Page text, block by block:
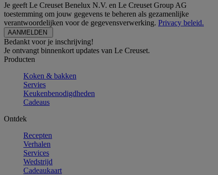
Je geeft Le Creuset Benelux N.V. en Le Creuset Group AG
toestemming om jouw gegevens te beheren als gezamenlijke
verantwoordelijken voor de gegevensverwerking. Privacy beleid.
Bedankt voor je inschrijving!
Je ontvangt binnenkort updates van Le Creuset.
Producten
Koken & bakken
Servies
Keukenbenodigdheden
Cadeaus
Ontdek
Recepten
Verhalen
Services
Wedstrijd
Cadeaukaart